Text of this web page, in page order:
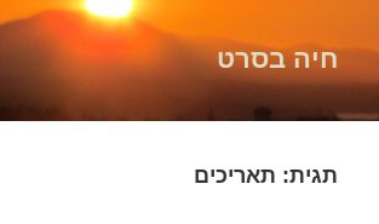
חיה בסרט
תגית: תאריכים